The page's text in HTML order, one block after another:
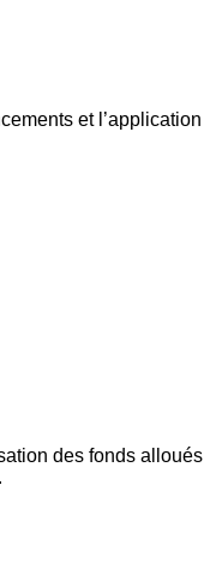
et l’application
des fonds alloués